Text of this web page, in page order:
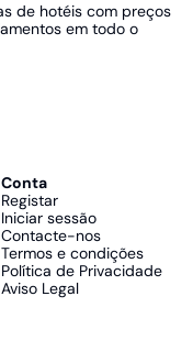
de hotéis com preços
em todo o
Conta
Registar
Iniciar sessão
Contacte-nos
Termos e condições
Política de Privacidade
Aviso Legal